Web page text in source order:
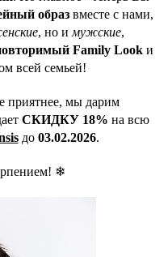
образвместе с нами,
, но и мужские,
Family Lookи
всей семьей!
приятнее, мы дарим
СКИДКУ 18% на всю
до 03.02.2026.
❄